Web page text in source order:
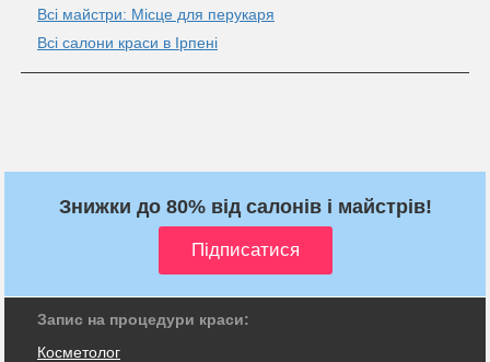
Всі майстри: Місце для перукаря
Всі салони краси в Ірпені
Знижки до 80% від салонів і майстрів!
Запис на процедури краси:
Косметолог